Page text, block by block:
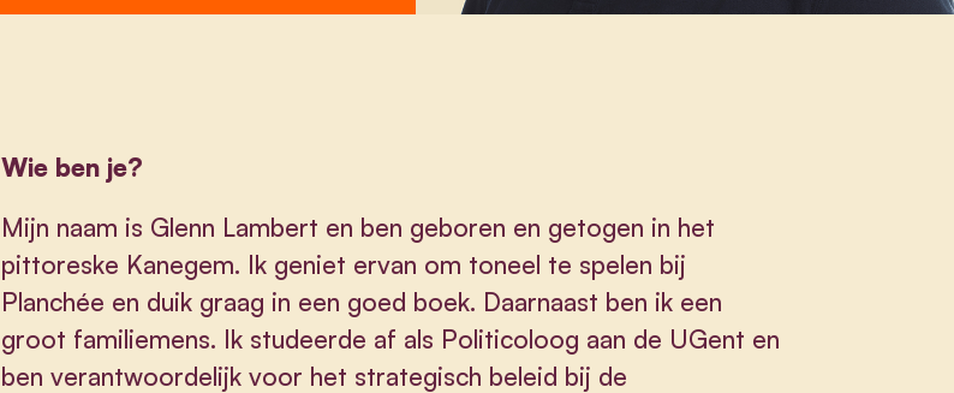
Wie ben je?
Mijn naam is Glenn Lambert en ben geboren en getogen in het
pittoreske Kanegem. Ik geniet ervan om toneel te spelen bij
Planchée en duik graag in een goed boek. Daarnaast ben ik een
groot familiemens. Ik studeerde af als Politicoloog aan de UGent en
ben verantwoordelijk voor het strategisch beleid bij de